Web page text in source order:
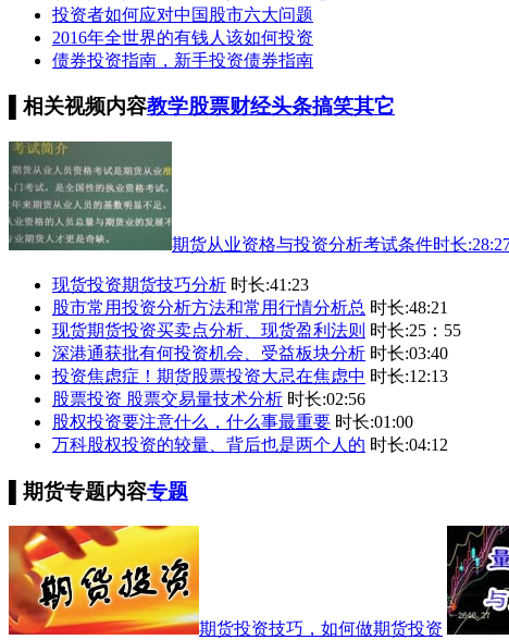
投资者如何应对中国股市六大问题
2016年全世界的有钱人该如何投资
债券投资指南，新手投资债券指南
相关视频内容教学股票财经头条搞笑其它
期货从业资格与投资分析考试条件时长
现货投资期货技巧分析 时长:41:23
股市常用投资分析方法和常用行情分析总 时长:48:21
现货期货投资买卖点分析、现货盈利法则 时长:25：55
深港通获批有何投资机会、受益板块分析 时长:03:40
投资焦虑症！期货股票投资大忌在焦虑中 时长:12:13
股票投资 股票交易量技术分析 时长:02:56
股权投资要注意什么，什么事最重要 时长:01:00
万科股权投资的较量、背后也是两个人的 时长:04:12
期货专题内容专题
期货投资技巧，如何做期货投资